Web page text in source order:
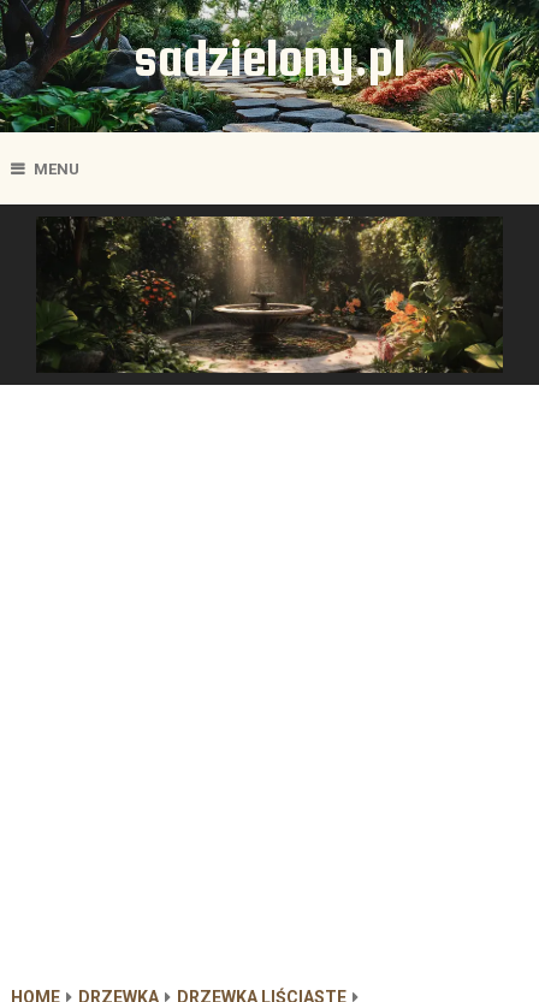
sadzielony.pl
MENU
HOME DRZEWKA
DRZEWKA LIŚCIASTE